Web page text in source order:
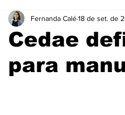
Cedae
para
Fernanda Calé18 de set. de